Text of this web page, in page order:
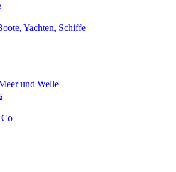
Yachten, Schiffe
und Welle